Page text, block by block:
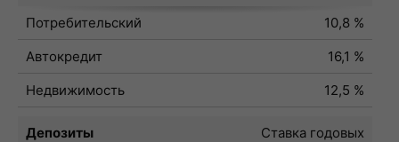
Потребительский
10,8 %
Автокредит
16,1 %
Недвижимость
12,5 %
Депозиты
Ставка годовых